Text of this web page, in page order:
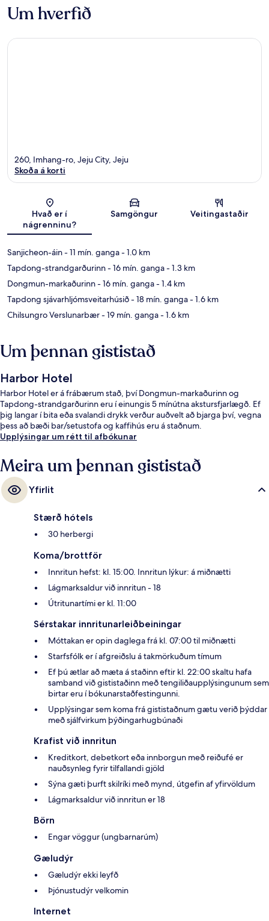
Um hverfið
Kort
260, Imhang-ro, Jeju City, Jeju
Skoða á korti
Hvað er í
nágrenninu?
Samgöngur Veitingastaðir
Sanjicheon-áin- 11 mín. ganga- 1.0 km
Tapdong-strandgarðurinn- 16 mín. ganga- 1.3 km
Dongmun-markaðurinn- 16 mín. ganga- 1.4 km
Tapdong sjávarhljómsveitarhúsið- 18 mín. ganga- 1.6 km
Chilsungro Verslunarbær- 19 mín. ganga- 1.6 km
Um þennan gististað
Harbor Hotel
Harbor Hotel er á frábærum stað, því Dongmun-markaðurinn og
Tapdong-strandgarðurinn eru í einungis 5 mínútna akstursfjarlægð. Ef
þig langar í bita eða svalandi drykk verður auðvelt að bjarga því, vegna
þess að bæði bar/setustofa og kaffihús eru á staðnum.
Upplýsingar um rétt til afbókunar
Meira um þennan gististað
Yfirlit
Stærð hótels
30 herbergi
Koma/brottför
Innritun hefst: kl. 15:00. Innritun lýkur: á miðnætti
Lágmarksaldur við innritun - 18
Útritunartími er kl. 11:00
Sérstakar innritunarleiðbeiningar
Móttakan er opin daglega frá kl. 07:00 til miðnætti
Starfsfólk er í afgreiðslu á takmörkuðum tímum
Ef þú ætlar að mæta á staðinn eftir kl. 22:00 skaltu hafa
samband við gististaðinn með tengiliðaupplýsingunum sem
birtar eru í bókunarstaðfestingunni.
Upplýsingar sem koma frá gististaðnum gætu verið þýddar
með sjálfvirkum þýðingarhugbúnaði
Krafist við innritun
Kreditkort, debetkort eða innborgun með reiðufé er
nauðsynleg fyrir tilfallandi gjöld
Sýna gæti þurft skilríki með mynd, útgefin af yfirvöldum
Lágmarksaldur við innritun er 18
Börn
Engar vöggur (ungbarnarúm)
Gæludýr
Gæludýr ekki leyfð
Þjónustudýr velkomin
Internet